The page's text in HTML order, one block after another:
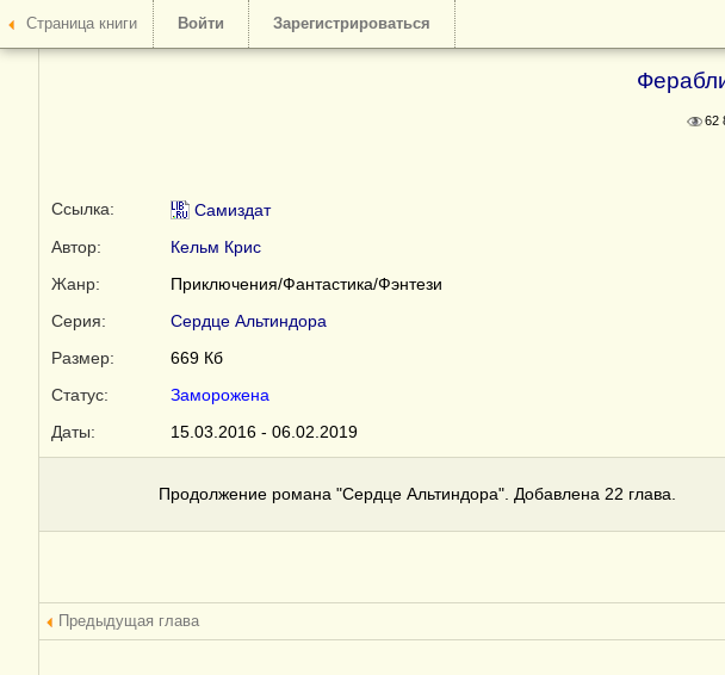
Страница книги Войти Зарегистрироваться
62
Ссылка:
Самиздат
Автор:
Кельм Крис
Жанр:
Приключения/Фантастика/Фэнтези
Серия:
Сердце Альтиндора
Размер:
669 Кб
Статус:
Заморожена
Даты:
15.03.2016 - 06.02.2019
Продолжение романа "Сердце Альтиндора". Добавлена 22 глава.
Предыдущая глава